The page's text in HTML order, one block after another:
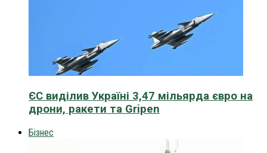
ЄС виділив Україні 3,47 мільярда євро на
дрони, ракети та Gripen
Бізнес